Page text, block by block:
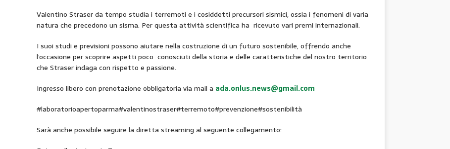
Valentino Straser da tempo studia i terremoti e i cosiddetti precursori sismici, ossia i fenomeni di varia
natura che precedono un sisma. Per questa attività scientifica ha ricevuto vari premi internazionali.
I suoi studi e previsioni possono aiutare nella costruzione di un futuro sostenibile, offrendo anche
l’occasione per scoprire aspetti poco conosciuti della storia e delle caratteristiche del nostro territorio
che Straser indaga con rispetto e passione.
Ingresso libero con prenotazione obbligatoria via mail a ada.onlus.news@gmail.com
#laboratorioapertoparma#valentinostraser#terremoto#prevenzione#sostenibilità
Sarà anche possibile seguire la diretta streaming al seguente collegamento: